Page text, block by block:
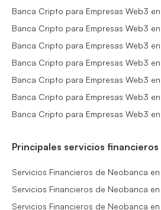
Banca Cripto para Empresas Web3
Banca Cripto para Empresas Web3 en
Banca Cripto para Empresas Web3
Banca Cripto para Empresas Web3
Banca Cripto para Empresas Web3
Banca Cripto para Empresas Web3
Banca Cripto para Empresas Web3
Principales servicios
Servicios Financieros de Neobanca
Servicios Financieros de Neobanca
Servicios Financieros de Neobanca